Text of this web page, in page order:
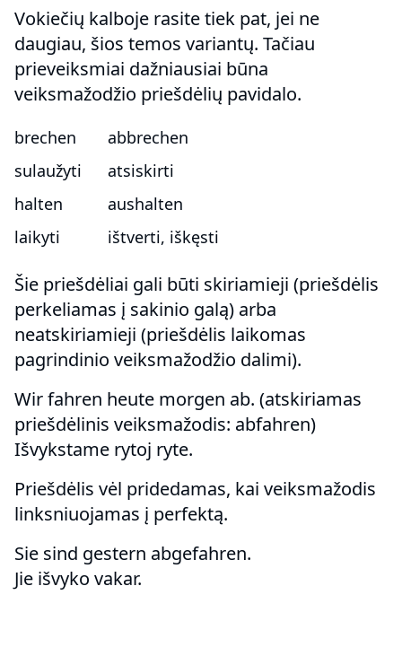
Vokiečių kalboje rasite tiek pat, jei ne
daugiau, šios temos variantų. Tačiau
prieveiksmiai dažniausiai būna
veiksmažodžio priešdėlių pavidalo.
brechen
abbrechen
sulaužyti
atsiskirti
halten
aushalten
laikyti
ištverti, iškęsti
Šie priešdėliai gali būti skiriamieji (priešdėlis
perkeliamas į sakinio galą) arba
neatskiriamieji (priešdėlis laikomas
pagrindinio veiksmažodžio dalimi).
Wir fahren heute morgen ab. (atskiriamas
priešdėlinis veiksmažodis: abfahren)
Išvykstame rytoj ryte.
Priešdėlis vėl pridedamas, kai veiksmažodis
linksniuojamas į perfektą.
Sie sind gestern abgefahren.
Jie išvyko vakar.